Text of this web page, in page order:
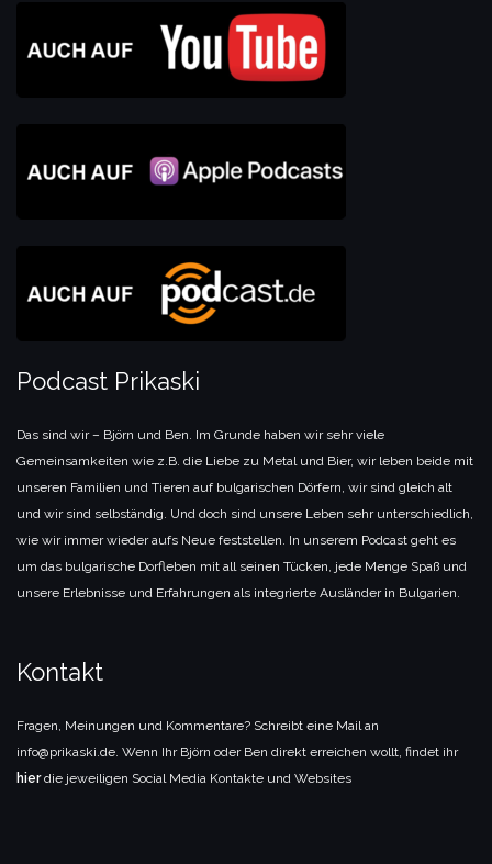
Podcast Prikaski
Das sind wir – Björn und Ben. Im Grunde haben wir sehr viele
Gemeinsamkeiten wie z.B. die Liebe zu Metal und Bier, wir leben beide mit
unseren Familien und Tieren auf bulgarischen Dörfern, wir sind gleich alt
und wir sind selbständig. Und doch sind unsere Leben sehr unterschiedlich,
wie wir immer wieder aufs Neue feststellen. In unserem Podcast geht es
um das bulgarische Dorfleben mit all seinen Tücken, jede Menge Spaß und
unsere Erlebnisse und Erfahrungen als integrierte Ausländer in Bulgarien.
Kontakt
Fragen, Meinungen und Kommentare? Schreibt eine Mail an
info@prikaski.de. Wenn Ihr Björn oder Ben direkt erreichen wollt, findet ihr
hierdie jeweiligen Social Media Kontakte und Websites